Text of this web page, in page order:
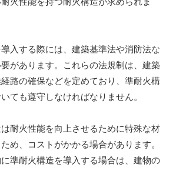
入する際には、建築基準法や消防法な
があります。これらの法規制は、建築
路の確保などを定めており、準耐火構
ても遵守しなければなりません。
耐火性能を向上させるために特殊な材
め、コストがかかる場合があります。
準耐火構造を導入する場合は、建物の